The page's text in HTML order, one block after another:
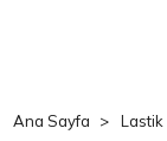
Ana Sayfa Lastik